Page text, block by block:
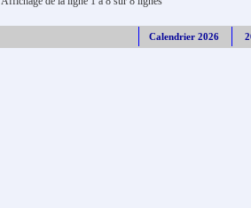
Calendrier 2026